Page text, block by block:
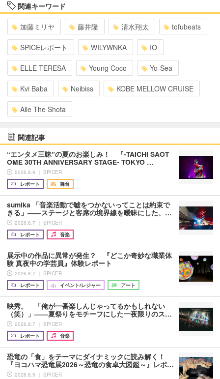
関連キーワード
加藤ミリヤ 藤井隆 清水翔太 tofubeats
SPICEレポート WILYWNKA IO
ELLE TERESA Young Coco Yo-Sea
Kvi Baba Neibiss KOBE MELLOW CRUISE
Aile The Shota
関連記事
“エンタメ三昧”の夏のお楽しみ！ 『-TAICHI SAOT
OME 30TH ANNIVERSARY STAGE- TOKYO …
2026.8.8 ｜ SPICER
レポート
舞台
sumika 「音楽活動で嘘をつかないってことは約束で
きる」――ステージと客席の境界線を曖昧にした、…
2026.8.7 ｜ SPICER
レポート
音楽
展示中の作品に異常が発生？ 『どこか奇妙な職業体
験 真夜中の学芸員』体験レポート
2026.8.7 ｜ SPICER
レポート
イベント/レジャー アート
映秀。 「俺が一番楽しんじゃってるかもしれない
（笑）」――夏祭りをモチーフにした一夜限りのス…
2026.8.7 ｜ SPICER
レポート
音楽
恐竜の「食」をテーマにダイナミックに読み解く！
『ヨコハマ恐竜展2026～恐竜の食卓大図鑑～』レポ…
2026.8.5 ｜ SPICER